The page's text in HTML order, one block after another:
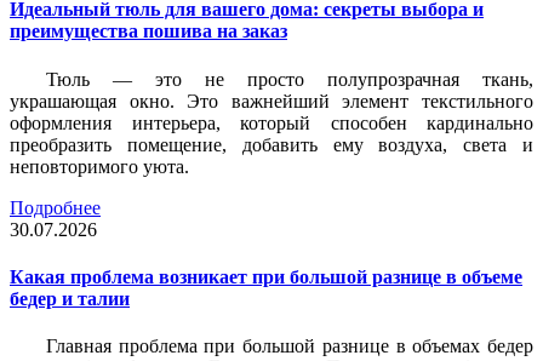
Идеальный тюль для вашего дома: секреты выбора и
преимущества пошива на заказ
Тюль — это не просто полупрозрачная ткань,
украшающая окно. Это важнейший элемент текстильного
оформления интерьера, который способен кардинально
преобразить помещение, добавить ему воздуха, света и
неповторимого уюта.
Подробнее
30.07.2026
Какая проблема возникает при большой разнице в объеме
бедер и талии
Главная проблема при большой разнице в объемах бедер